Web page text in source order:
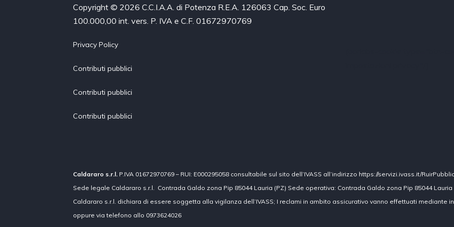
Copyright © 2026 C.C.I.A.A. di Potenza R.E.A. 126063 Cap. Soc. Euro
100.000,00 int. vers. P. IVA e C.F. 01672970769
Privacy Policy
Contributi pubblici
Contributi pubblici
Contributi pubblici
Caldararo s.r.l. P.IVA 01672970769 – RUI: E000295058 consultabile sul sito dell’IVASS all’indirizzo https://servizi.ivass.it/
Sede legale Caldararo s.r.l. Contrada Galdo zona Pip 85044 Lauria (PZ) Sede operativa: Contrada Galdo zona Pip 85044 Lauria
Caldararo s.r.l. dichiara di essere soggetta alla vigilanza dell’IVASS; I reclami in ambito assicurativo vanno effettuati mediante
oppure via telefono allo 0973624026